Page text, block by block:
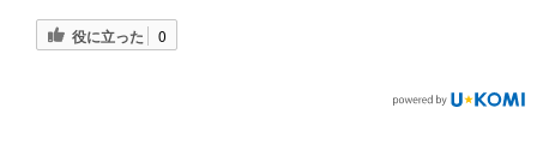
役に立った 0